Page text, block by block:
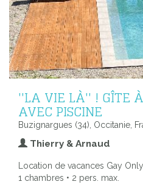
''LA VIE LÀ'' ! GÎTE
AVEC PISCINE
Buzignargues (34), Occitanie,
Thierry & Arnaud
Location de vacances Gay Only
1 chambres • 2 pers. max.